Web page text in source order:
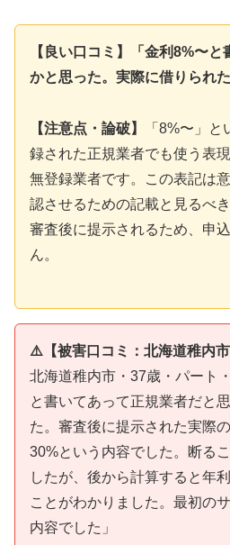
【良い口コミ】「金利8%〜
かと思った。実際に借りられた
【注意点・論破】
「8%〜」
録された正規業者でも使う表
無登録業者です。この表記は
認させるための記載と見るべ
審査後に提示されるため、申
ん。
⚠️【被害口コミ：北海道稚内市
北海道稚内市・37歳・パート
と書いてあって正規業者だと
た。審査後に提示された実際
30%という内容でした。断る
したが、後から計算すると年
ことがわかりました。最初の
内容でした」